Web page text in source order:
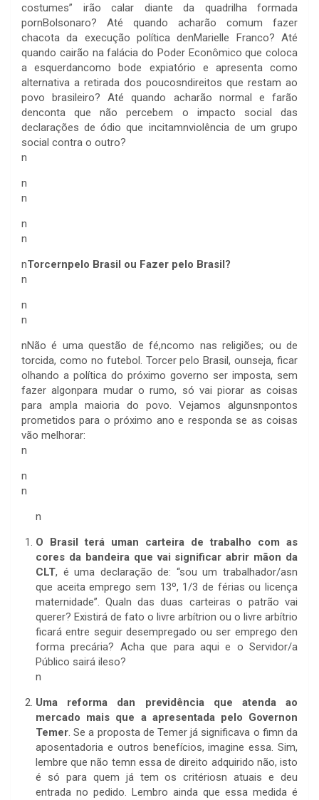
costumes” irão calar diante da quadrilha formada
pornBolsonaro? Até quando acharão comum fazer
chacota da execução política denMarielle Franco? Até
quando cairão na falácia do Poder Econômico que coloca
a esquerdancomo bode expiatório e apresenta como
alternativa a retirada dos poucosndireitos que restam ao
povo brasileiro? Até quando acharão normal e farão
denconta que não percebem o impacto social das
declarações de ódio que incitamnviolência de um grupo
social contra o outro?
n
n
n
n
n
nTorcernpelo Brasil ou Fazer pelo Brasil?
n
n
n
nNão é uma questão de fé,ncomo nas religiões; ou de
torcida, como no futebol. Torcer pelo Brasil, ounseja, ficar
olhando a política do próximo governo ser imposta, sem
fazer algonpara mudar o rumo, só vai piorar as coisas
para ampla maioria do povo. Vejamos algunsnpontos
prometidos para o próximo ano e responda se as coisas
vão melhorar:
n
n
n
n
O Brasil terá uman carteira de trabalho com as
cores da bandeira que vai significar abrir mãon da
CLT, é uma declaração de: “sou um trabalhador/asn
que aceita emprego sem 13º, 1/3 de férias ou licença
maternidade”. Qualn das duas carteiras o patrão vai
querer? Existirá de fato o livre arbítrion ou o livre arbítrio
ficará entre seguir desempregado ou ser emprego den
forma precária? Acha que para aqui e o Servidor/a
Público sairá ileso?
n
Uma reforma dan previdência que atenda ao
mercado mais que a apresentada pelo Governon
Temer. Se a proposta de Temer já significava o fimn da
aposentadoria e outros benefícios, imagine essa. Sim,
lembre que não temn essa de direito adquirido não, isto
é só para quem já tem os critériosn atuais e deu
entrada no pedido. Lembro ainda que essa medida é